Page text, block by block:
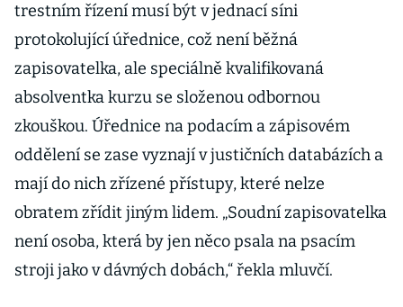
trestním řízení musí být v jednací síni
protokolující úřednice, což není běžná
zapisovatelka, ale speciálně kvalifikovaná
absolventka kurzu se složenou odbornou
zkouškou. Úřednice na podacím a zápisovém
oddělení se zase vyznají v justičních databázích a
mají do nich zřízené přístupy, které nelze
obratem zřídit jiným lidem. „Soudní zapisovatelka
není osoba, která by jen něco psala na psacím
stroji jako v dávných dobách,“ řekla mluvčí.